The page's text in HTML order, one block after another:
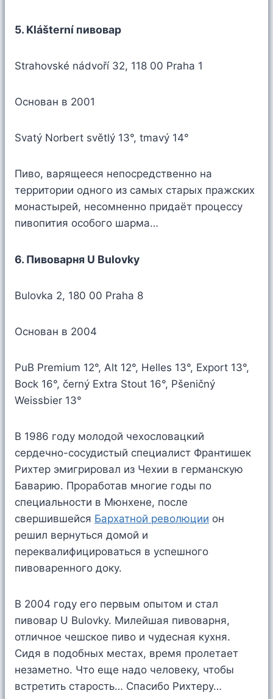
5. Klášterní пивовар
Strahovské nádvoří 32, 118 00 Praha 1
Основан в 2001
Svatý Norbert světlý 13°, tmavý 14°
Пиво, варящееся непосредственно на
территории одного из самых старых пражских
монастырей, несомненно придаёт процессу
пивопития особого шарма…
6. Пивоварня U Bulovky
Bulovka 2, 180 00 Praha 8
Основан в 2004
PuB Premium 12°, Alt 12°, Helles 13°, Export 13°,
Bock 16°, černý Extra Stout 16°, Pšeničný
Weissbier 13°
В 1986 году молодой чехословацкий
сердечно-сосудистый специалист Франтишек
Рихтер эмигрировал из Чехии в германскую
Баварию. Проработав многие годы по
специальности в Мюнхене, после
свершившейся Бархатной революции он
решил вернуться домой и
переквалифицироваться в успешного
пивоваренного доку.
В 2004 году его первым опытом и стал
пивовар U Bulovky. Милейшая пивоварня,
отличное чешское пиво и чудесная кухня.
Сидя в подобных местах, время пролетает
незаметно. Что еще надо человеку, чтобы
встретить старость… Спасибо Рихтеру…